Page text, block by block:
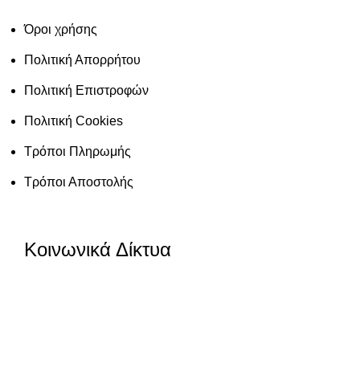
Όροι χρήσης
Πολιτική Απορρήτου
Πολιτική Επιστροφών
Πολιτική Cookies
Τρόποι Πληρωμής
Τρόποι Αποστολής
Κοινωνικά Δίκτυα